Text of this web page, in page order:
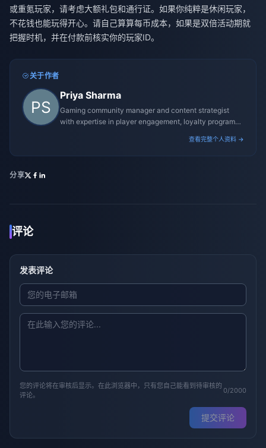
或重氪玩家，请考虑大额礼包和通行证。如果你纯粹是休闲玩家，
不花钱也能玩得开心。请自己算算每币成本，如果是双倍活动期就
把握时机，并在付款前核实你的玩家ID。
关于作者
Priya Sharma
Gaming community manager and content strategist
with expertise in player engagement, loyalty programs,
查看完整个人资料 →
分享
评论
发表评论
您的评论将在审核后显示。在此浏览器中，只有您自己能看到待审核的
评论。
0/2000
提交评论